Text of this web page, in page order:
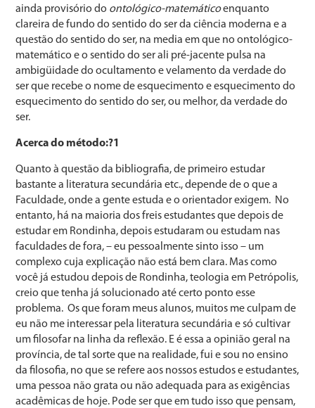
ainda provisório do ontológico-matemáticoenquanto
clareira de fundo do sentido do ser da ciência moderna e a
questão do sentido do ser, na media em que no ontológico-
matemático e o sentido do ser ali pré-jacente pulsa na
ambigüidade do ocultamento e velamento da verdade do
ser que recebe o nome de esquecimento e esquecimento do
esquecimento do sentido do ser, ou melhor, da verdade do
ser.
Acerca do método:?1
Quanto à questão da bibliografia, de primeiro estudar
bastante a literatura secundária etc., depende de o que a
Faculdade, onde a gente estuda e o orientador exigem. No
entanto, há na maioria dos freis estudantes que depois de
estudar em Rondinha, depois estudaram ou estudam nas
faculdades de fora, – eu pessoalmente sinto isso – um
complexo cuja explicação não está bem clara. Mas como
você já estudou depois de Rondinha, teologia em Petrópolis,
creio que tenha já solucionado até certo ponto esse
problema. Os que foram meus alunos, muitos me culpam de
eu não me interessar pela literatura secundária e só cultivar
um filosofar na linha da reflexão. E é essa a opinião geral na
província, de tal sorte que na realidade, fui e sou no ensino
da filosofia, no que se refere aos nossos estudos e estudantes,
uma pessoa não grata ou não adequada para as exigências
acadêmicas de hoje. Pode ser que em tudo isso que pensam,